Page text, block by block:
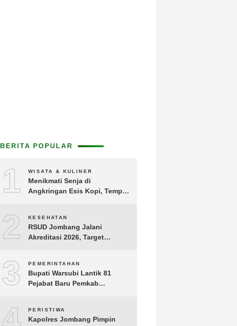
BERITA POPULAR
1 WISATA & KULINER
Menikmati Senja di
Angkringan Esis Kopi, Tempat
2 KESEHATAN
RSUD Jombang Jalani
Akreditasi 2026, Target
Layanan
3 PEMERINTAHAN
Bupati Warsubi Lantik 81
Pejabat Baru Pemkab
PERISTIWA
Kapolres Jombang Pimpin